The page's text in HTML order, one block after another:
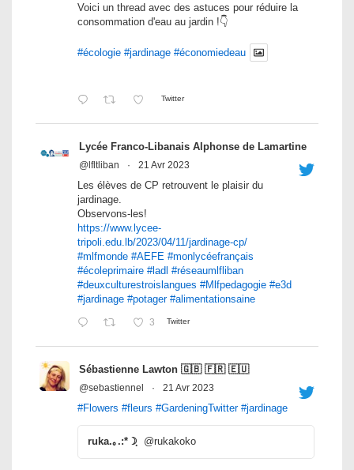
Voici un thread avec des astuces pour réduire la
consommation d'eau au jardin !👇
#écologie #jardinage #économiedeau
Twitter
Lycée Franco-Libanais Alphonse de Lamartine
@lfltliban · 21 Avr 2023
Les élèves de CP retrouvent le plaisir du
jardinage.
Observons-les!
https://www.lycee-
tripoli.edu.lb/2023/04/11/jardinage-cp/
#mlfmonde #AEFE #monlycéefrançais
#écoleprimaire #ladl #réseaumlfliban
#deuxculturestroislangues #Mlfpedagogie #e3d
#jardinage #potager #alimentationsaine
3 Twitter
Sébastienne Lawton 🇬🇧 🇫🇷 🇪🇺
@sebastiennel · 21 Avr 2023
#Flowers #fleurs #GardeningTwitter #jardinage
ruka.｡.:*☽ฺ @rukakoko